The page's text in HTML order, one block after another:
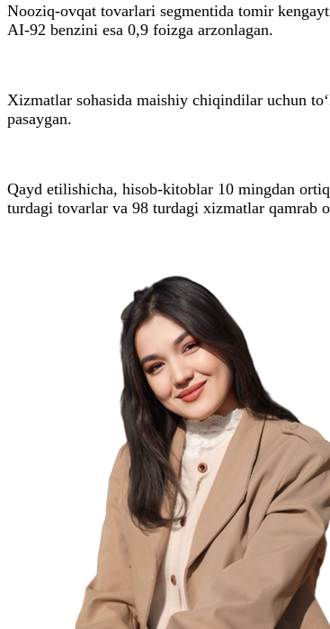
Nooziq-ovqat tovarlari segmentida tomir
AI-92 benzini esa 0,9 foizga arzonlagan.
Xizmatlar sohasida maishiy chiqindilar uchun
pasaygan.
Qayd etilishicha, hisob-kitoblar 10 mingdan
turdagi tovarlar va 98 turdagi xizmatlar qamrab